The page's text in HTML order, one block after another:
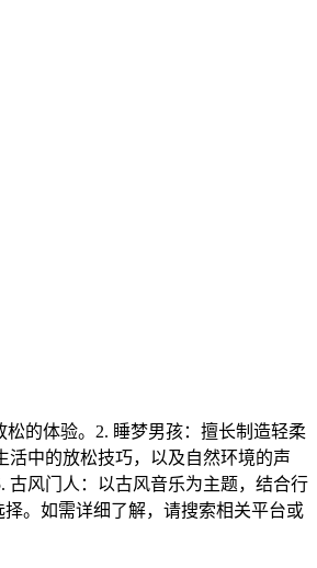
的体验。2. 睡梦男孩：擅长制造轻柔
中的放松技巧，以及自然环境的声
古风门人：以古风音乐为主题，结合行
。如需详细了解，请搜索相关平台或